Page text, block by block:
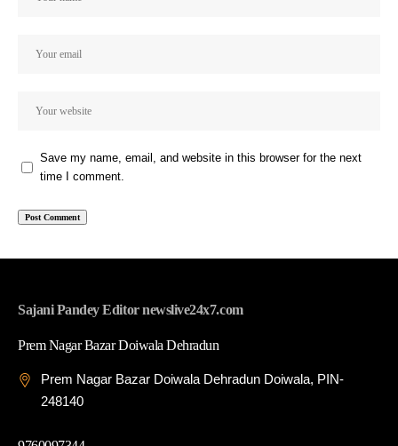
Save my name, email, and website in this browser for the next
time I comment.
Sajani Pandey Editor newslive24x7.com
Prem Nagar Bazar Doiwala Dehradun
Prem Nagar Bazar Doiwala Dehradun Doiwala, PIN-
248140